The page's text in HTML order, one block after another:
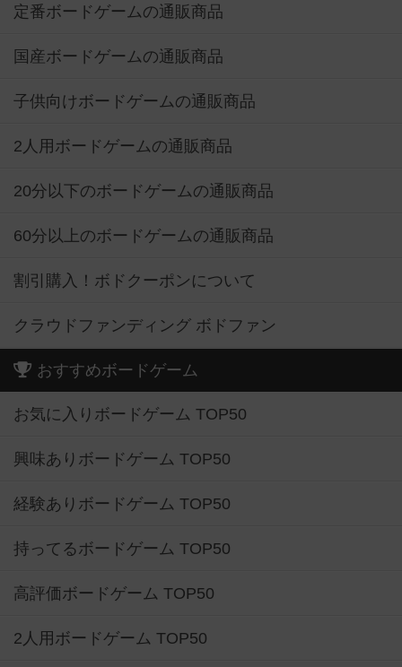
定番ボードゲームの通販商品
国産ボードゲームの通販商品
子供向けボードゲームの通販商品
2人用ボードゲームの通販商品
20分以下のボードゲームの通販商品
60分以上のボードゲームの通販商品
割引購入！ボドクーポンについて
クラウドファンディング ボドファン
おすすめボードゲーム
お気に入りボードゲーム TOP50
興味ありボードゲーム TOP50
経験ありボードゲーム TOP50
持ってるボードゲーム TOP50
高評価ボードゲーム TOP50
2人用ボードゲーム TOP50